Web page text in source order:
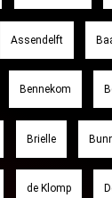
Assendelft
Bennekom
Brielle
de Klomp